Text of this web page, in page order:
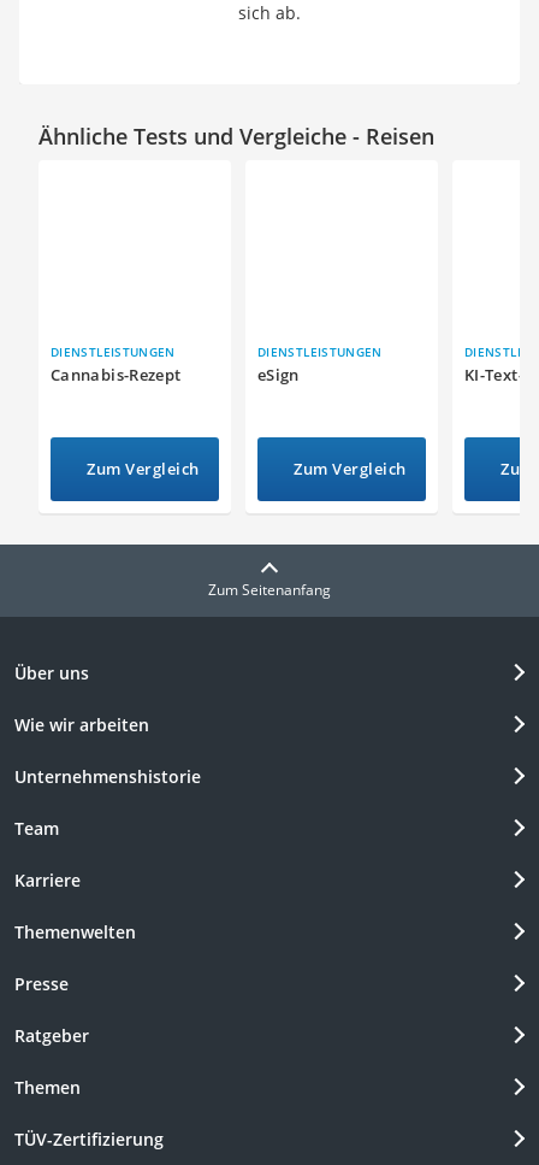
sich ab.
Ähnliche Tests und Vergleiche - Reisen
DIENSTLEISTUNGEN
Cannabis-Rezept
Zum Vergleich
DIENSTLEISTUNGEN
eSign
Zum Vergleich
KI-Text-
Zum Seitenanfang
Über uns
Wie wir arbeiten
Unternehmenshistorie
Team
Karriere
Themenwelten
Presse
Ratgeber
Themen
TÜV-Zertifizierung